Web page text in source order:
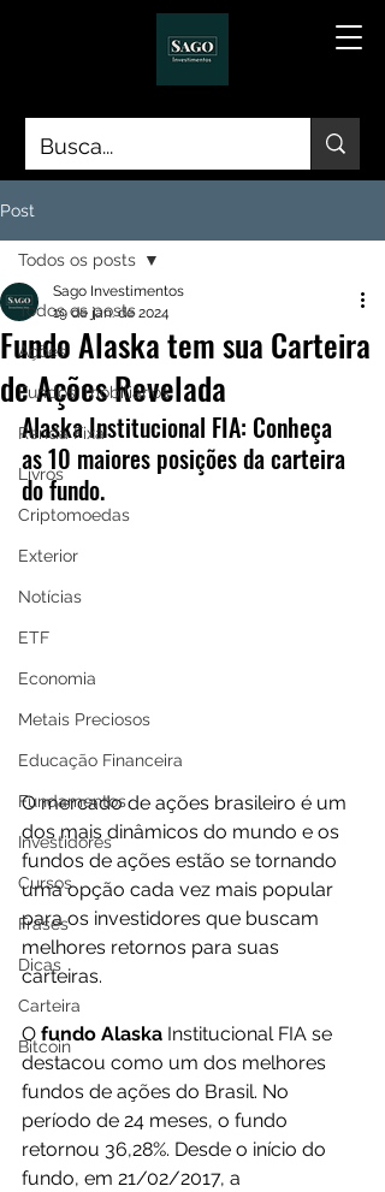
Post
Todos os posts
Ações
Fundos Imobiliários
Renda Fixa
Livros
Criptomoedas
Exterior
Notícias
ETF
Economia
Metais Preciosos
Educação Financeira
Fundamentos
Investidores
Cursos
Frases
Dicas
Carteira
Bitcoin
Todos os posts
Fundo Alaska tem sua Carteira
de Ações Revelada
Sago Investimentos
19 de jan. de 2024
Alaska Institucional FIA: Conheça
as 10 maiores posições da carteira
do fundo.
O mercado de ações brasileiro é um
dos mais dinâmicos do mundo e os
fundos de ações estão se tornando
uma opção cada vez mais popular
para os investidores que buscam
melhores retornos para suas
carteiras.
O fundo Alaska Institucional FIA se
destacou como um dos melhores
fundos de ações do Brasil. No
período de 24 meses, o fundo
retornou 36,28%. Desde o início do
fundo, em 21/02/2017, a